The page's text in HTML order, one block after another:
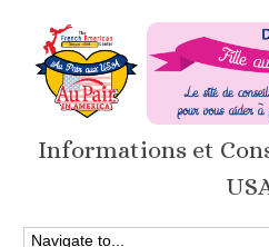
Informations et